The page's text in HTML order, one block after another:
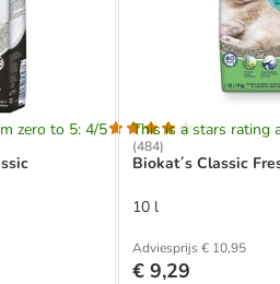
zero to 5: 4/5 This is a stars rating
(484)
Biokat´s Classic
10 l
Adviesprijs € 10,95
€ 9,29